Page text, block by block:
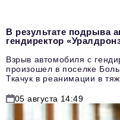
В результате подрыва
гендиректор
Взрыв автомобиля с
произошел в поселке
Ткачук в реанимации в
05 августа 14:49